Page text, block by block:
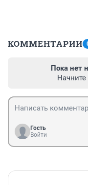
КОММЕНТАРИИ
Пока нет
Гость
Войти